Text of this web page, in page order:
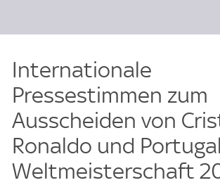
Internationale
Pressestimmen zum
Ausscheiden von
Ronaldo und
Weltmeisterschaft